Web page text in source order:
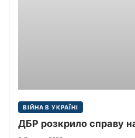
ВІЙНА В УКРАЇНІ
ДБР розкрило справу